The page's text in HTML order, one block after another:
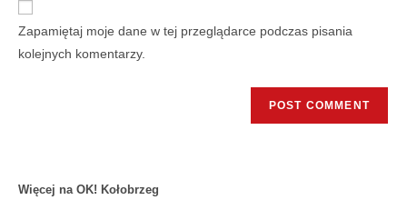
Zapamiętaj moje dane w tej przeglądarce podczas pisania
kolejnych komentarzy.
Więcej na OK! Kołobrzeg